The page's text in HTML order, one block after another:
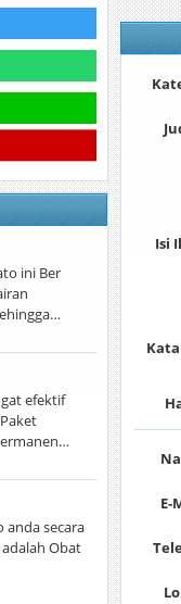
ini Ber
efektif
secara
adalah Obat
Isi
E-